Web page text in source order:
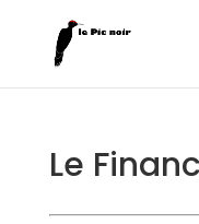
Le